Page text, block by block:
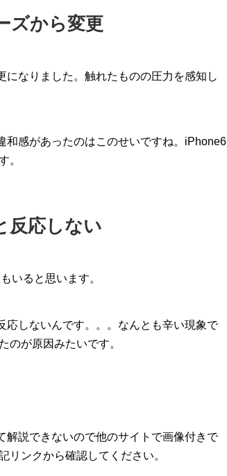
ズから変更
なりました。触れたものの圧力を感知し
和感があったのはこのせいですね。iPhone6
。
反応しない
いると思います。
しないんです。。。なんとも辛い現象で
のが原因みたいです。
説できないので他のサイトで画像付きで
リンクから確認してください。